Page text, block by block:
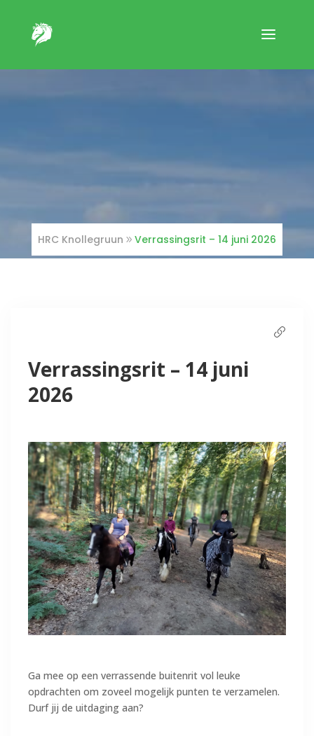
Inloggen manegeplan
HRC Knollegruun Verrassingsrit – 14 juni 2026
Verrassingsrit – 14 juni
2026
Ga mee op een verrassende buitenrit vol leuke
opdrachten om zoveel mogelijk punten te verzamelen.
Durf jij de uitdaging aan?